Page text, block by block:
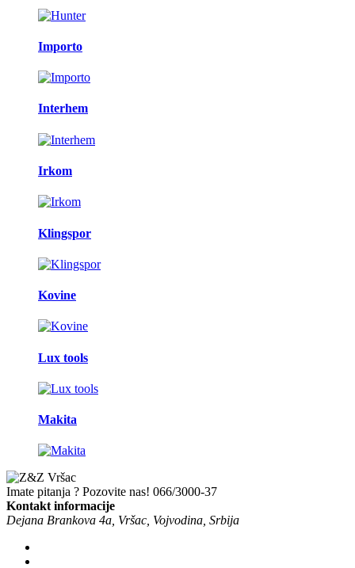
Importo
Interhem
Irkom
Klingspor
Kovine
Lux tools
Makita
Imate pitanja ? Pozovite nas! 066/3000-37
Kontakt informacije
Dejana Brankova 4a, Vršac, Vojvodina, Srbija